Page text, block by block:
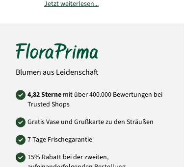
Jetzt weiterlesen...
Blumen aus Leidenschaft
4,82 Sterne mit über 400.000 Bewertungen bei
Trusted Shops
Gratis Vase und Grußkarte zu den Sträußen
7 Tage Frischegarantie
15% Rabatt bei der zweiten,